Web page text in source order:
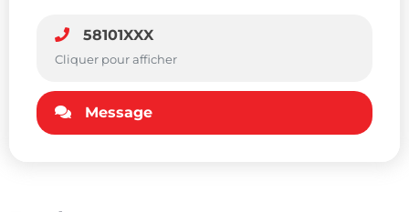
58101XXX
Cliquer pour afficher
Message